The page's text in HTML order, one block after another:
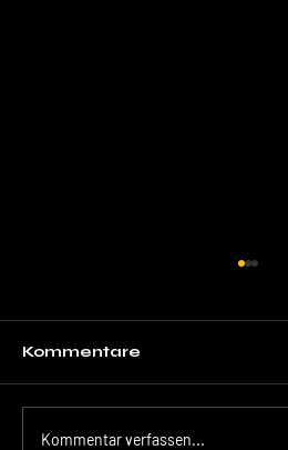
Kommentare
Kommentar verfassen...